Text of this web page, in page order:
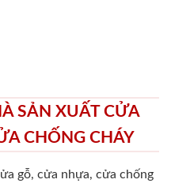
SẢN XUẤT CỬA
CHỐNG CHÁY
gỗ, cửa nhựa, cửa chống